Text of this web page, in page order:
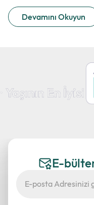
Devamını Okuyun
E-